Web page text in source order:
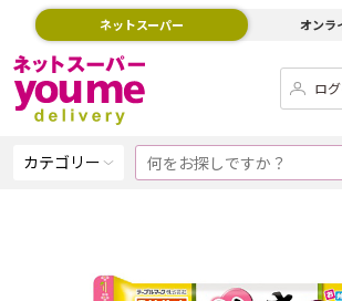
ネットスーパー オンラ
ロ
カテゴリー